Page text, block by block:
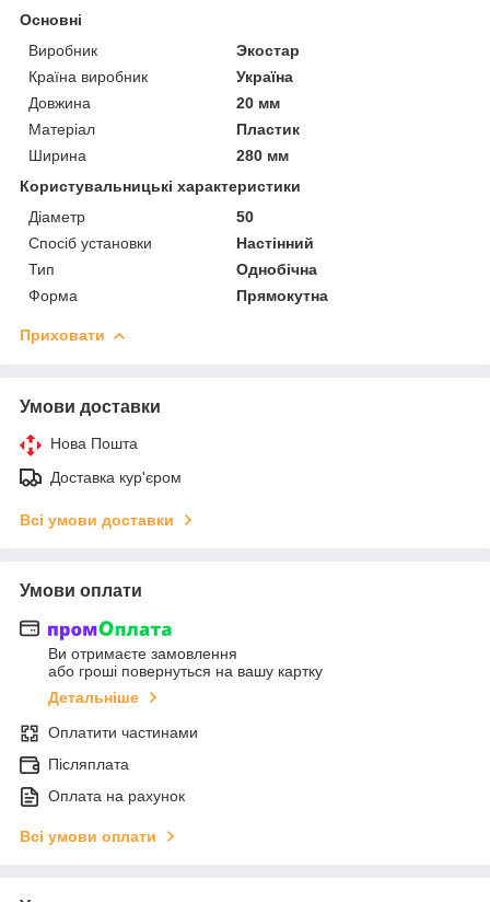
Основні
Виробник
Экостар
Країна виробник
Україна
Довжина
20 мм
Матеріал
Пластик
Ширина
280 мм
Користувальницькі характеристики
Діаметр
50
Спосіб установки
Настінний
Тип
Однобічна
Форма
Прямокутна
Приховати
Умови доставки
Нова Пошта
Доставка кур'єром
Всі умови доставки
Умови оплати
Ви отримаєте замовлення
або гроші повернуться на вашу картку
Детальніше
Оплатити частинами
Післяплата
Оплата на рахунок
Всі умови оплати